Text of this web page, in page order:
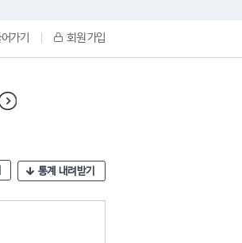
가기 회원 가입
통계 내려받기